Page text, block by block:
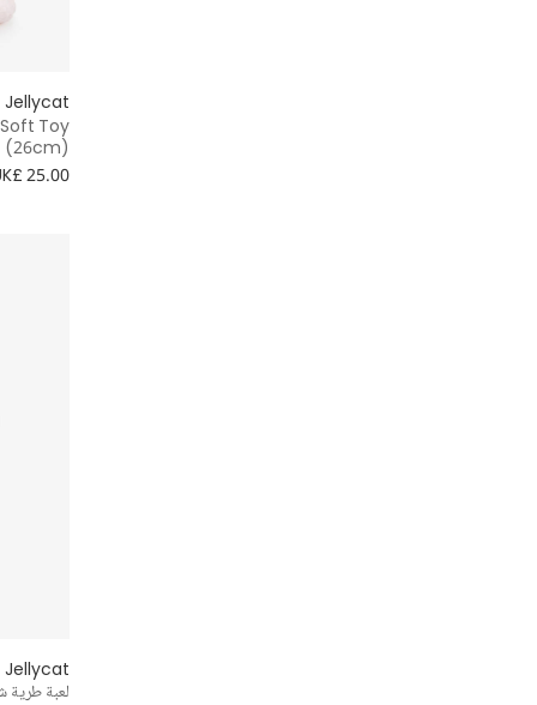
Jellycat
Toy
(26cm)
25.00
Jellycat
لعبة طرية